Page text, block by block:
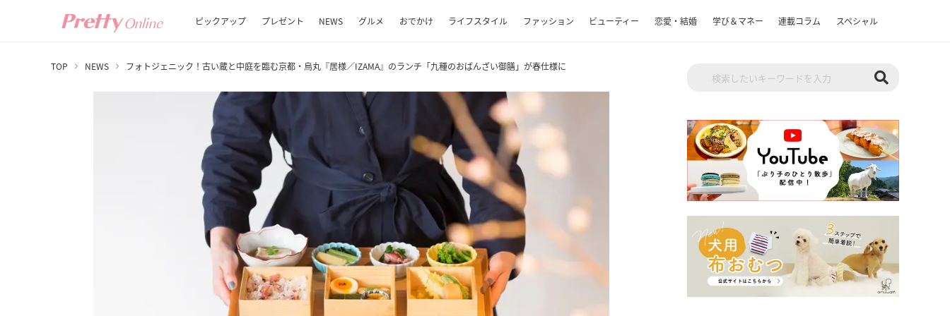
ピックアップ プレゼント NEWS グルメ おでかけ ライフスタイル ファッション ビューティー 恋愛・結婚 学び＆マネー 連載コラム スペシャル
TOP NEWS フォトジェニック！古い蔵と中庭を臨む京都・烏丸『居様／IZAMA』のランチ「九種のおばんざい御膳」が春仕様に